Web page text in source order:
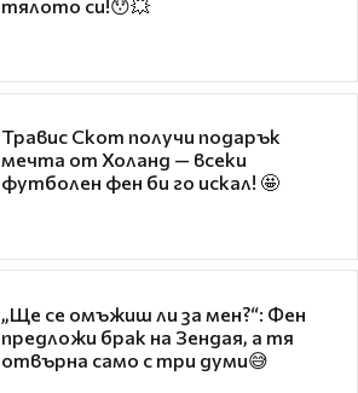
тялото си!😯💥
Травис Скот получи подарък
мечта от Холанд — всеки
футболен фен би го искал! 🤩
„Ще се омъжиш ли за мен?“: Фен
предложи брак на Зендая, а тя
отвърна само с три думи😅